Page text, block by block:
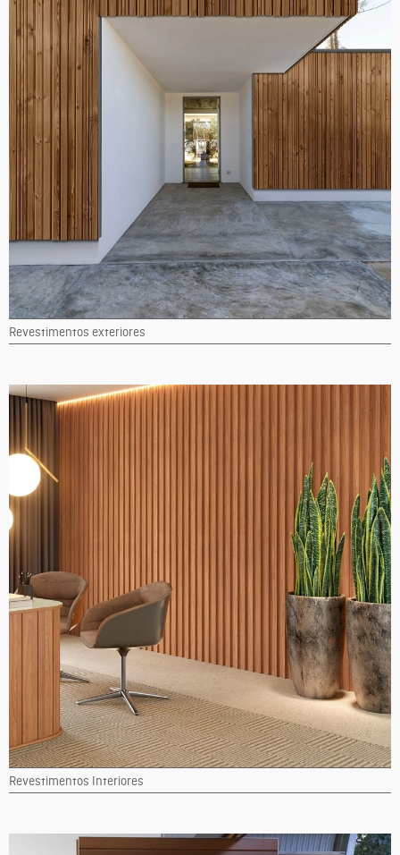
Revestimentos exteriores
Revestimentos Interiores